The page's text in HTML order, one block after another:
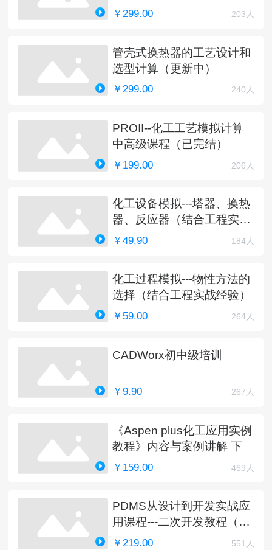
￥299.00 203人
管壳式换热器的工艺设计和
选型计算（更新中）
￥299.00 240人
PROII--化工工艺模拟计算
中高级课程（已完结）
￥199.00 206人
化工设备模拟---塔器、换热
器、反应器（结合工程实
例）
￥49.90 184人
化工过程模拟---物性方法的
选择（结合工程实战经验）
￥59.00 264人
CADWorx初中级培训
￥9.90 267人
《Aspen plus化工应用实例
教程》内容与案例讲解 下
￥159.00 469人
PDMS从设计到开发实战应
用课程---二次开发教程（完
结）
￥219.00 551人